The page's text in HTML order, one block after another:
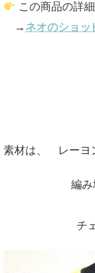
この商品の詳
→ ネオのショッ
素材は、 レーヨ
編み
チ